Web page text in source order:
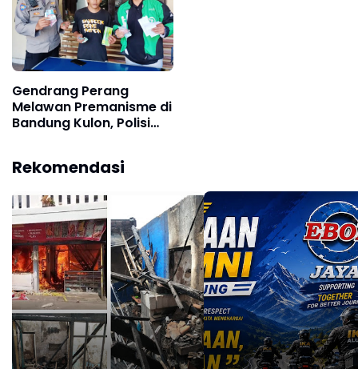
Gendrang Perang
Melawan Premanisme di
Bandung Kulon, Polisi
Rekomendasi